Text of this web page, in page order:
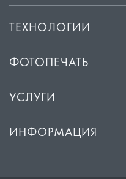
ТЕХНОЛОГИИ
ФОТОПЕЧАТЬ
УСЛУГИ
ИНФОРМАЦИЯ